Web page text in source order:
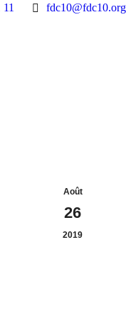
fdc10@fdc10.org
Août
26
2019